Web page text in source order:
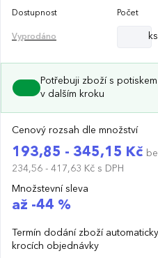
Dostupnost Počet
Vyprodáno ks
Potřebuji zboží s
v dalším kroku
Cenový rozsah dle množství
193,85 - 345,15 Kč
234,56 - 417,63 Kč s DPH
Množstevní sleva
až -44 %
Termín dodání zboží
krocích objednávky